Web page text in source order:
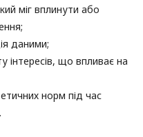
міг вплинути або
даними;
інтересів, що впливає на
норм під час